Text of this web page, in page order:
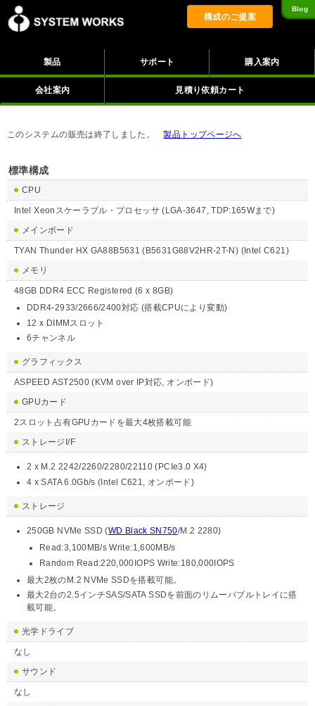
構成のご提案
Blog
製品 サポート 購入案内
会社案内 見積り依頼カート
このシステムの販売は終了しました。製品トップページへ
標準構成
CPU
Intel Xeonスケーラブル・プロセッサ (LGA-3647, TDP:165Wまで)
メインボード
TYAN Thunder HX GA88B5631 (B5631G88V2HR-2T-N) (Intel C621)
メモリ
48GB DDR4 ECC Registered (6 x 8GB)
DDR4-2933/2666/2400対応 (搭載CPUにより変動)
12 x DIMMスロット
6チャンネル
グラフィックス
ASPEED AST2500 (KVM over IP対応, オンボード)
GPUカード
2スロット占有GPUカードを最大4枚搭載可能
ストレージI/F
2 x M.2 2242/2260/2280/22110 (PCIe3.0 X4)
4 x SATA 6.0Gb/s (Intel C621, オンボード)
ストレージ
250GB NVMe SSD (WD Black SN750/M.2 2280)
Read:3,100MB/s Write:1,600MB/s
Random Read:220,000IOPS Write:180,000IOPS
最大2枚のM.2 NVMe SSDを搭載可能。
最大2台の2.5インチSAS/SATA SSDを前面のリムーバブルトレイに搭
載可能。
光学ドライブ
なし
サウンド
なし